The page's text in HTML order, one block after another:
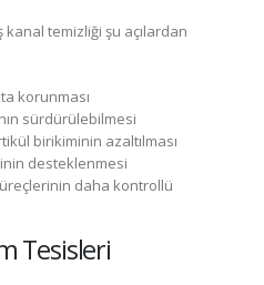
temizliği şu açılardan
korunması
sürdürülebilmesi
birikiminin azaltılması
desteklenmesi
daha kontrollü
Tesisleri